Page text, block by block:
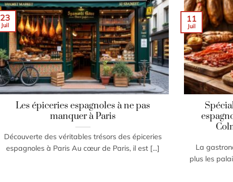
Les épiceries espagnoles à ne pas
manquer à Paris
Découverte des véritables trésors des épiceries
espagnoles à Paris Au cœur de Paris, il est [...]
23
Juil
La
plus les
11
Juil